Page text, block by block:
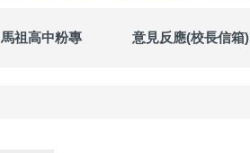
馬祖高中粉專 意見反應(校長信箱)